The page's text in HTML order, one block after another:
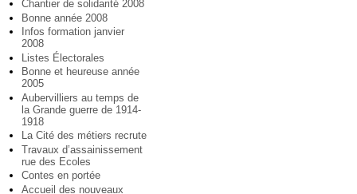
Chantier de solidarité 2008
Bonne année 2008
Infos formation janvier
2008
Listes Électorales
Bonne et heureuse année
2005
Aubervilliers au temps de
la Grande guerre de 1914-
1918
La Cité des métiers recrute
Travaux d’assainissement
rue des Ecoles
Contes en portée
Accueil des nouveaux